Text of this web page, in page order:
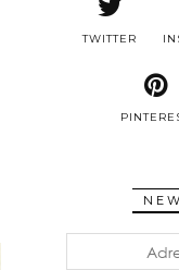
TWITTER